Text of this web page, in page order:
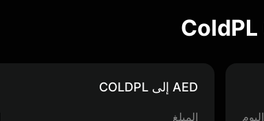
اليوم
AED إلى COLDPL
المبلغ